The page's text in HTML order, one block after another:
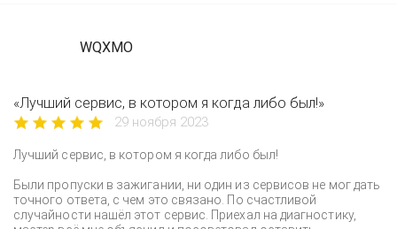
WQXMO
«Лучший сервис, в котором я когда либо был!»
29 ноября 2023
Лучший сервис, в котором я когда либо был!
Были пропуски в зажигании, ни один из сервисов не мог дать
точного ответа, с чем это связано. По счастливой
случайности нашёл этот сервис. Приехал на диагностику,